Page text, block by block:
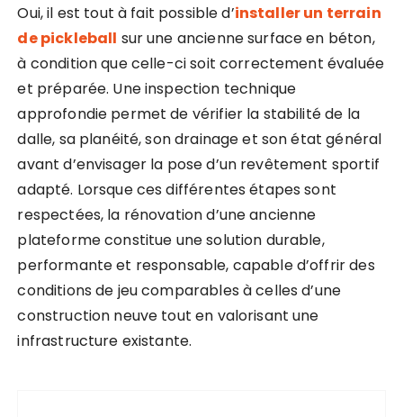
Oui, il est tout à fait possible d’installer un terrain
de pickleball sur une ancienne surface en béton,
à condition que celle-ci soit correctement évaluée
et préparée. Une inspection technique
approfondie permet de vérifier la stabilité de la
dalle, sa planéité, son drainage et son état général
avant d’envisager la pose d’un revêtement sportif
adapté. Lorsque ces différentes étapes sont
respectées, la rénovation d’une ancienne
plateforme constitue une solution durable,
performante et responsable, capable d’offrir des
conditions de jeu comparables à celles d’une
construction neuve tout en valorisant une
infrastructure existante.